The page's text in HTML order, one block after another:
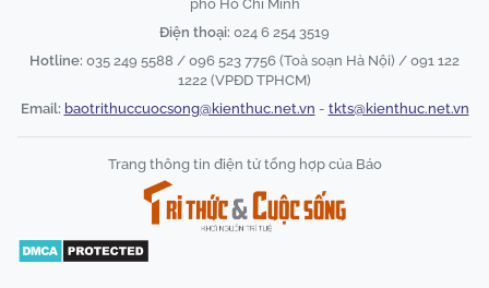
phố Hồ Chí Minh
Điện thoại: 024 6 254 3519
Hotline: 035 249 5588 / 096 523 7756 (Toà soạn Hà Nội) / 091 122
1222 (VPĐD TPHCM)
Email: baotrithuccuocsong@kienthuc.net.vn - tkts@kienthuc.net.vn
Trang thông tin điện tử tổng hợp của Báo